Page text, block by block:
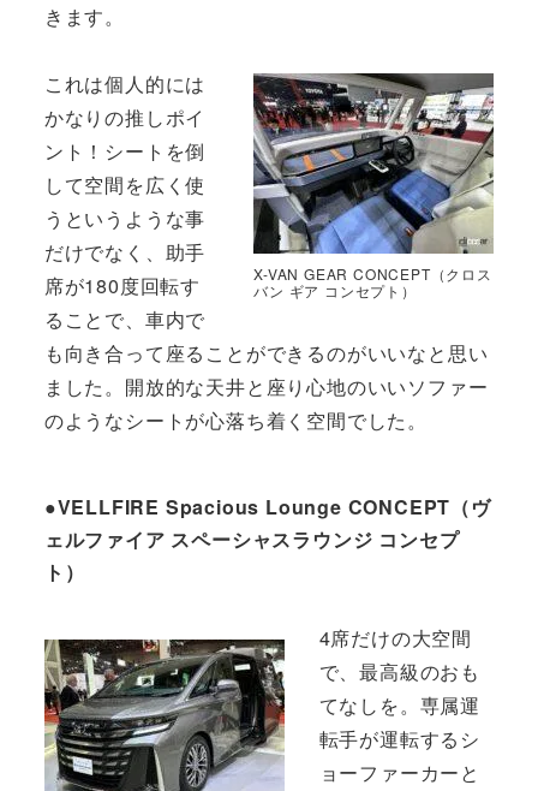
きます。
X-VAN GEAR CONCEPT（クロス
バン ギア コンセプト）
これは個人的には
かなりの推しポイ
ント！シートを倒
して空間を広く使
うというような事
だけでなく、助手
席が180度回転す
ることで、車内で
も向き合って座ることができるのがいいなと思い
ました。開放的な天井と座り心地のいいソファー
のようなシートが心落ち着く空間でした。
●VELLFIRE Spacious Lounge CONCEPT（ヴ
ェルファイア スペーシャスラウンジ コンセプ
ト）
4席だけの大空間
で、最高級のおも
てなしを。専属運
転手が運転するシ
ョーファーカーと